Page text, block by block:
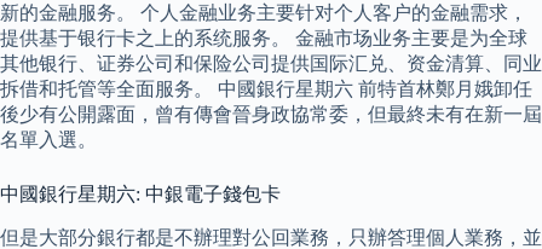
新的金融服务。 个人金融业务主要针对个人客户的金融需求，
提供基于银行卡之上的系统服务。 金融市场业务主要是为全球
其他银行、证券公司和保险公司提供国际汇兑、资金清算、同业
拆借和托管等全面服务。 中國銀行星期六 前特首林鄭月娥卸任
後少有公開露面，曾有傳會晉身政協常委，但最終未有在新一屆
名單入選。
中國銀行星期六: 中銀電子錢包卡
但是大部分銀行都是不辦理對公回業務，只辦答理個人業務，並